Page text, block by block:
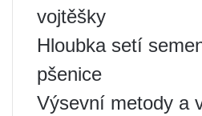
vojtěšky
Hloubka setí
pšenice
Výsevní metody a